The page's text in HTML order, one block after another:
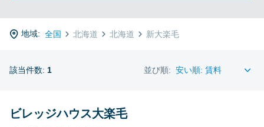
地域: 全国 北海道 北海道 新大楽毛
該当件数: 1 並び順:
ビレッジハウス大楽毛